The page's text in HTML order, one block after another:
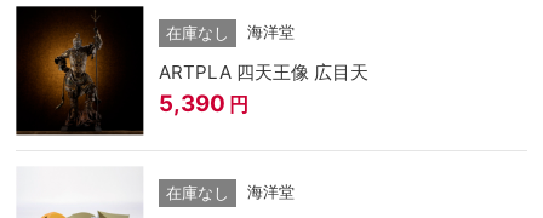
在庫なし 海洋堂
ARTPLA 四天王像 広目天
5,390 円
在庫なし 海洋堂